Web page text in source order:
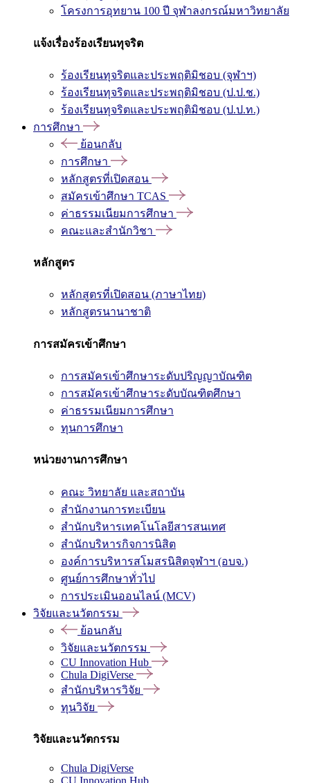
โครงการอุทยาน 100 ปี จุฬาลงกรณ์มหาวิทยาลัย
แจ้งเรื่องร้องเรียนทุจริต
ร้องเรียนทุจริตและประพฤติมิชอบ (จุฬาฯ)
ร้องเรียนทุจริตและประพฤติมิชอบ (ป.ป.ช.)
ร้องเรียนทุจริตและประพฤติมิชอบ (ป.ป.ท.)
การศึกษา
ย้อนกลับ
การศึกษา
หลักสูตรที่เปิดสอน
สมัครเข้าศึกษา TCAS
ค่าธรรมเนียมการศึกษา
คณะและสำนักวิชา
หลักสูตร
หลักสูตรที่เปิดสอน (ภาษาไทย)
หลักสูตรนานาชาติ
การสมัครเข้าศึกษา
การสมัครเข้าศึกษาระดับปริญญาบัณฑิต
การสมัครเข้าศึกษาระดับบัณฑิตศึกษา
ค่าธรรมเนียมการศึกษา
ทุนการศึกษา
หน่วยงานการศึกษา
คณะ วิทยาลัย และสถาบัน
สำนักงานการทะเบียน
สำนักบริหารเทคโนโลยีสารสนเทศ
สำนักบริหารกิจการนิสิต
องค์การบริหารสโมสรนิสิตจุฬาฯ (อบจ.)
ศูนย์การศึกษาทั่วไป
การประเมินออนไลน์ (MCV)
วิจัยและนวัตกรรม
ย้อนกลับ
วิจัยและนวัตกรรม
CU Innovation Hub
Chula DigiVerse
สำนักบริหารวิจัย
ทุนวิจัย
วิจัยและนวัตกรรม
Chula DigiVerse
CU Innovation Hub